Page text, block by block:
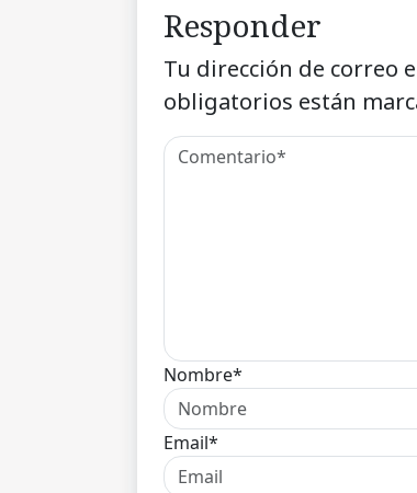
Responder
Tu dirección de correo
obligatorios están
Nombre*
Email*